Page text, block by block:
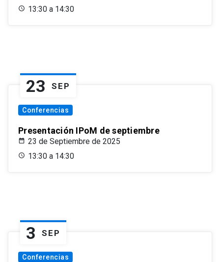
13:30 a 14:30
23 SEP
Conferencias
Presentación IPoM de septiembre
23 de Septiembre de 2025
13:30 a 14:30
3 SEP
Conferencias